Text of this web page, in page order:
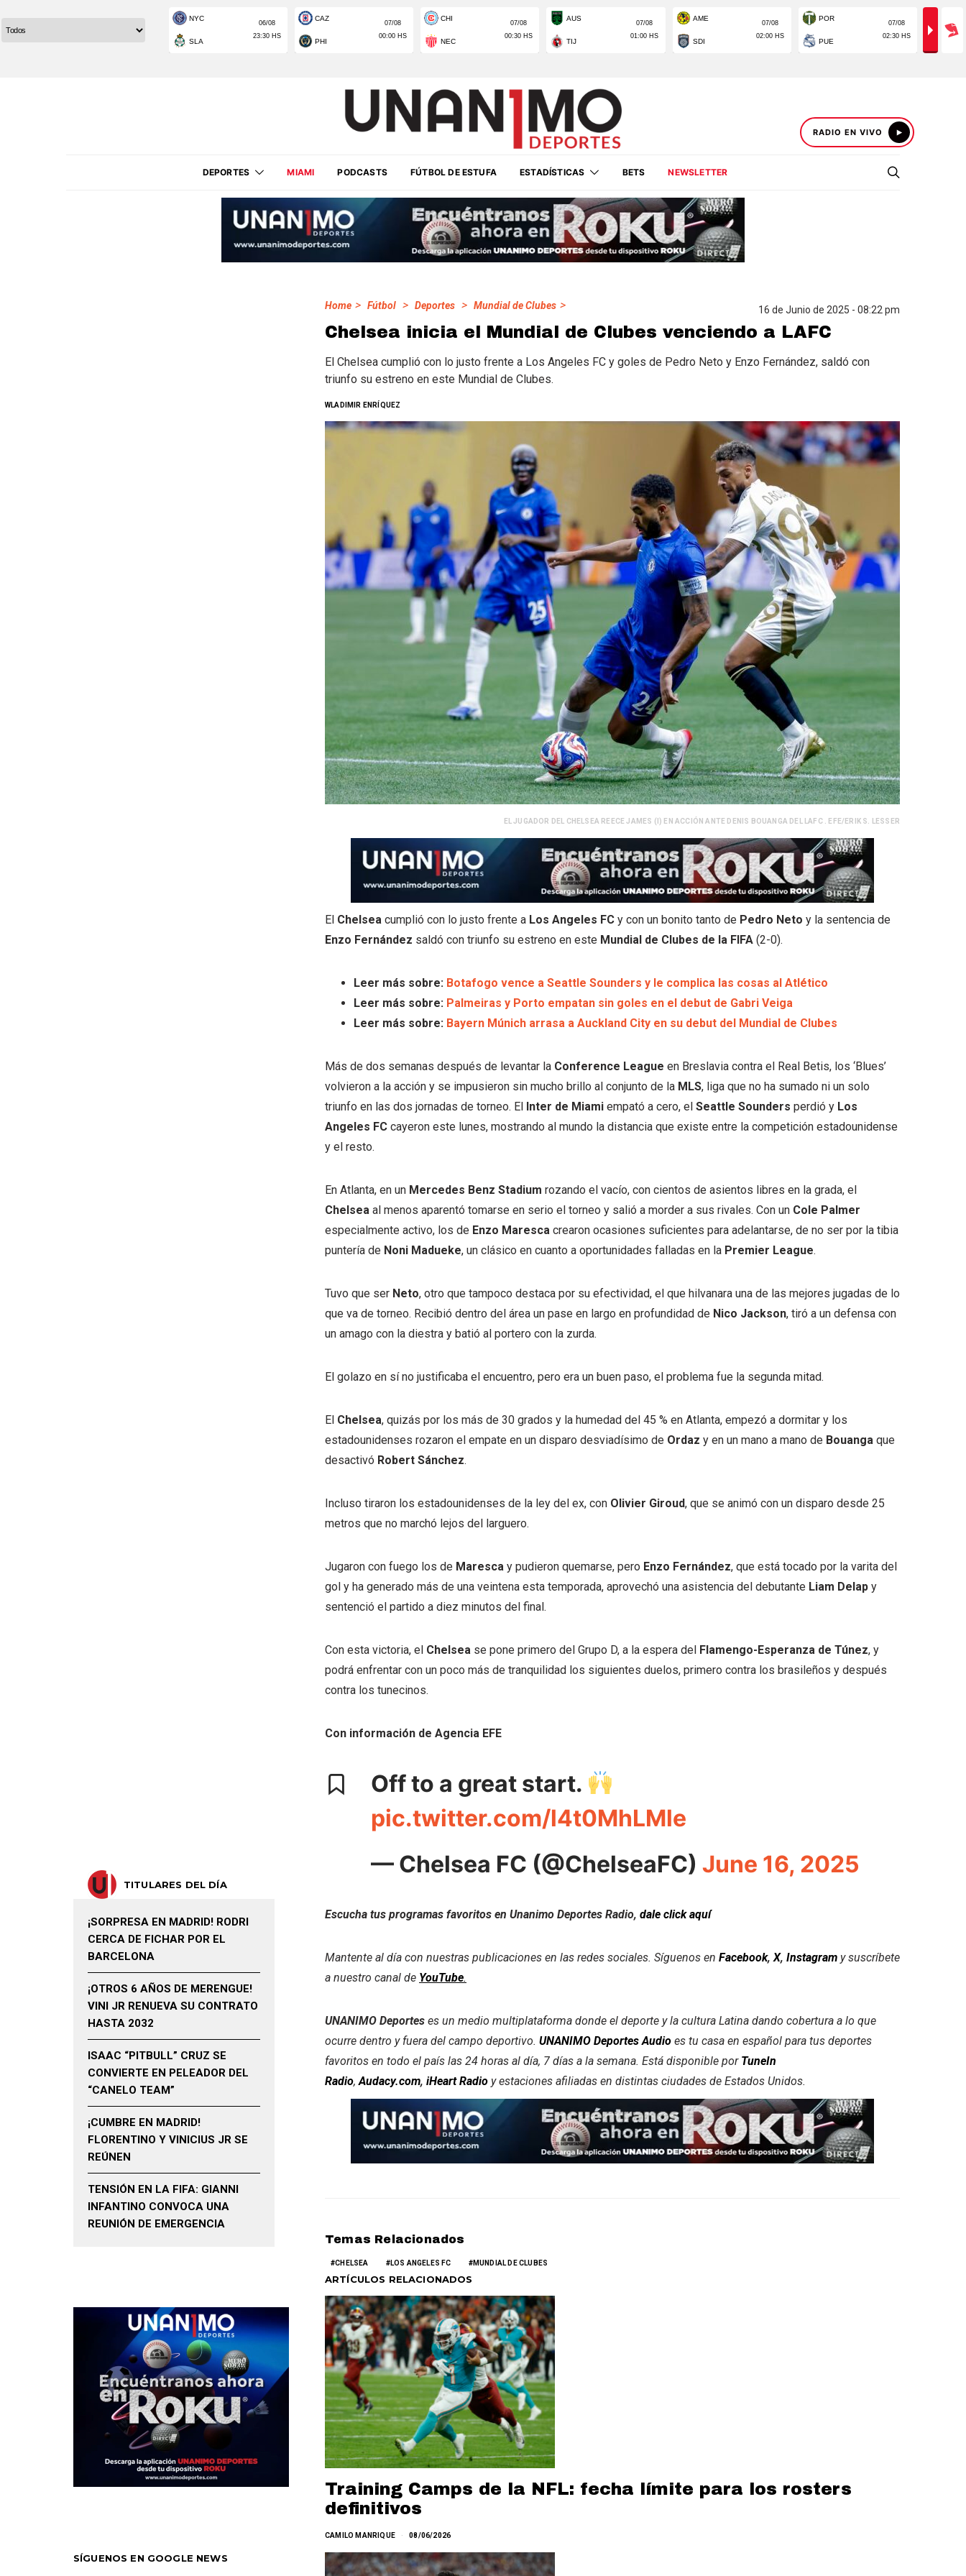
RADIO EN VIVO
DEPORTES MIAMI PODCASTS FÚTBOL DE ESTUFA ESTADÍSTICAS BETS NEWSLETTER
Home > Fútbol > Deportes > Mundial de Clubes > 16 de Junio de 2025 - 08:22 pm
Chelsea inicia el Mundial de Clubes venciendo a LAFC
El Chelsea cumplió con lo justo frente a Los Angeles FC y goles de Pedro Neto y Enzo Fernández, saldó con
triunfo su estreno en este Mundial de Clubes.
WLADIMIR ENRÍQUEZ
EL JUGADOR DEL CHELSEA REECE JAMES (I) EN ACCIÓN ANTE DENIS BOUANGA DEL LAFC . EFE/ERIK S. LESSER
El Chelsea cumplió con lo justo frente a Los Angeles FC y con un bonito tanto de Pedro Neto y la sentencia de
Enzo Fernández saldó con triunfo su estreno en este Mundial de Clubes de la FIFA (2-0).
Leer más sobre: Botafogo vence a Seattle Sounders y le complica las cosas al Atlético
Leer más sobre: Palmeiras y Porto empatan sin goles en el debut de Gabri Veiga
Leer más sobre: Bayern Múnich arrasa a Auckland City en su debut del Mundial de Clubes
Más de dos semanas después de levantar la Conference League en Breslavia contra el Real Betis, los ‘Blues’
volvieron a la acción y se impusieron sin mucho brillo al conjunto de la MLS, liga que no ha sumado ni un solo
triunfo en las dos jornadas de torneo. El Inter de Miami empató a cero, el Seattle Sounders perdió y Los
Angeles FC cayeron este lunes, mostrando al mundo la distancia que existe entre la competición estadounidense
y el resto.
En Atlanta, en un Mercedes Benz Stadium rozando el vacío, con cientos de asientos libres en la grada, el
Chelsea al menos aparentó tomarse en serio el torneo y salió a morder a sus rivales. Con un Cole Palmer
especialmente activo, los de Enzo Maresca crearon ocasiones suficientes para adelantarse, de no ser por la tibia
puntería de Noni Madueke, un clásico en cuanto a oportunidades falladas en la Premier League.
Tuvo que ser Neto, otro que tampoco destaca por su efectividad, el que hilvanara una de las mejores jugadas de lo
que va de torneo. Recibió dentro del área un pase en largo en profundidad de Nico Jackson, tiró a un defensa con
un amago con la diestra y batió al portero con la zurda.
El golazo en sí no justificaba el encuentro, pero era un buen paso, el problema fue la segunda mitad.
El Chelsea, quizás por los más de 30 grados y la humedad del 45 % en Atlanta, empezó a dormitar y los
estadounidenses rozaron el empate en un disparo desviadísimo de Ordaz y en un mano a mano de Bouanga que
desactivó Robert Sánchez.
Incluso tiraron los estadounidenses de la ley del ex, con Olivier Giroud, que se animó con un disparo desde 25
metros que no marchó lejos del larguero.
Jugaron con fuego los de Maresca y pudieron quemarse, pero Enzo Fernández, que está tocado por la varita del
gol y ha generado más de una veintena esta temporada, aprovechó una asistencia del debutante Liam Delap y
sentenció el partido a diez minutos del final.
Con esta victoria, el Chelsea se pone primero del Grupo D, a la espera del Flamengo-Esperanza de Túnez, y
podrá enfrentar con un poco más de tranquilidad los siguientes duelos, primero contra los brasileños y después
contra los tunecinos.
Con información de Agencia EFE
Off to a great start.
pic.twitter.com/l4t0MhLMle
— Chelsea FC (@ChelseaFC) June 16, 2025
Escucha tus programas favoritos en Unanimo Deportes Radio, dale click aquí
Mantente al día con nuestras publicaciones en las redes sociales. Síguenos en Facebook,X, Instagram y suscríbete
a nuestro canal de YouTube.
UNANIMO Deportes es un medio multiplataforma donde el deporte y la cultura Latina dando cobertura a lo que
ocurre dentro y fuera del campo deportivo. UNANIMO Deportes Audio es tu casa en español para tus deportes
favoritos en todo el país las 24 horas al día, 7 días a la semana. Está disponible por TuneIn
Radio,Audacy.com, iHeart Radio y estaciones afiliadas en distintas ciudades de Estados Unidos.
Temas Relacionados
CHELSEA LOS ANGELES FC MUNDIAL DE CLUBES
ARTÍCULOS RELACIONADOS
Training Camps de la NFL: fecha límite para los rosters
definitivos
CAMILO MANRIQUE 08/06/2026
TITULARES DEL DÍA
¡SORPRESA EN MADRID! RODRI
CERCA DE FICHAR POR EL
BARCELONA
¡OTROS 6 AÑOS DE MERENGUE!
VINI JR RENUEVA SU CONTRATO
HASTA 2032
ISAAC “PITBULL” CRUZ SE
CONVIERTE EN PELEADOR DEL
“CANELO TEAM”
¡CUMBRE EN MADRID!
FLORENTINO Y VINICIUS JR SE
REÚNEN
TENSIÓN EN LA FIFA: GIANNI
INFANTINO CONVOCA UNA
REUNIÓN DE EMERGENCIA
SÍGUENOS EN GOOGLE NEWS